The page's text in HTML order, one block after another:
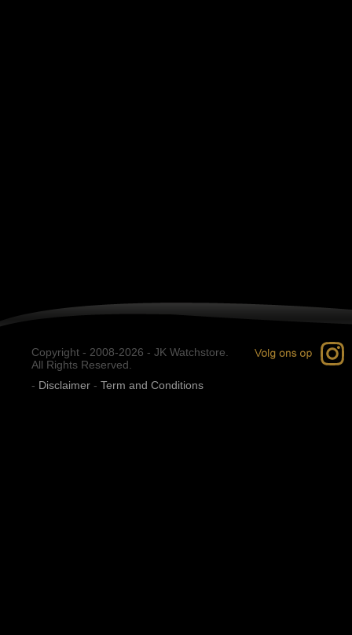
Copyright - 2008-2026 - JK Watchstore.
All Rights Reserved.
- Disclaimer - Term and Conditions